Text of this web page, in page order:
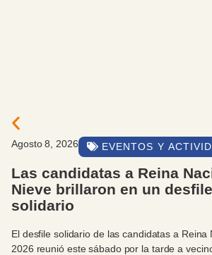
Agosto 8, 2026 EVENTOS Y
Las candidatas a Reina
Nieve brillaron en un
solidario
El desfile solidario de las candidatas a Reina
2026 reunió este sábado por la tarde a